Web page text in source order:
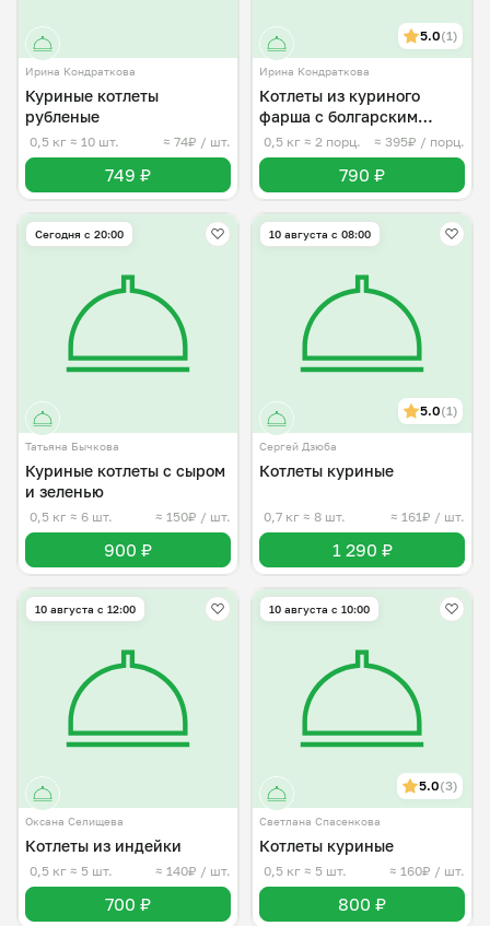
Ирина Кондраткова
Куриные котлеты
рубленые
0,5 кг ≈ 10 шт. ≈ 74₽ / шт.
749 ₽
5.0(1)
Ирина Кондраткова
Котлеты из куриного
фарша с болгарским
перцем
0,5 кг ≈ 2 порц. ≈ 395₽ / порц.
790 ₽
Сегодня с 20:00
Татьяна Бычкова
Куриные котлеты с сыром
и зеленью
0,5 кг ≈ 6 шт. ≈ 150₽ / шт.
900 ₽
10 августа с 08:00
5.0(1)
Сергей Дзюба
Котлеты куриные
0,7 кг ≈ 8 шт. ≈ 161₽ / шт.
1 290 ₽
10 августа с 12:00
Оксана Селищева
Котлеты из индейки
0,5 кг ≈ 5 шт. ≈ 140₽ / шт.
700 ₽
10 августа с 10:00
5.0(3)
Светлана Спасенкова
Котлеты куриные
0,5 кг ≈ 5 шт. ≈ 160₽ / шт.
800 ₽